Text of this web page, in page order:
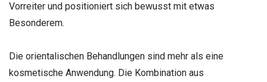
Vorreiter und positioniert sich bewusst mit etwas
Besonderem.
Die orientalischen Behandlungen sind mehr als eine
kosmetische Anwendung. Die Kombination aus